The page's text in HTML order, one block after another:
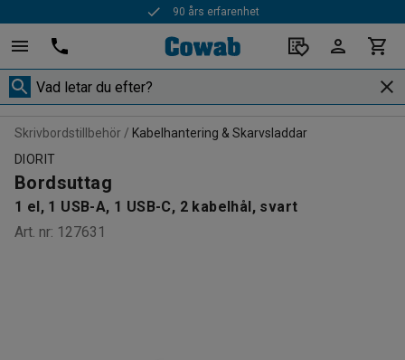
90 års erfarenhet
Skrivbordstillbehör
Kabelhantering & Skarvsladdar
DIORIT
Bordsuttag
1 el, 1 USB-A, 1 USB-C, 2 kabelhål, svart
Art. nr: 127631